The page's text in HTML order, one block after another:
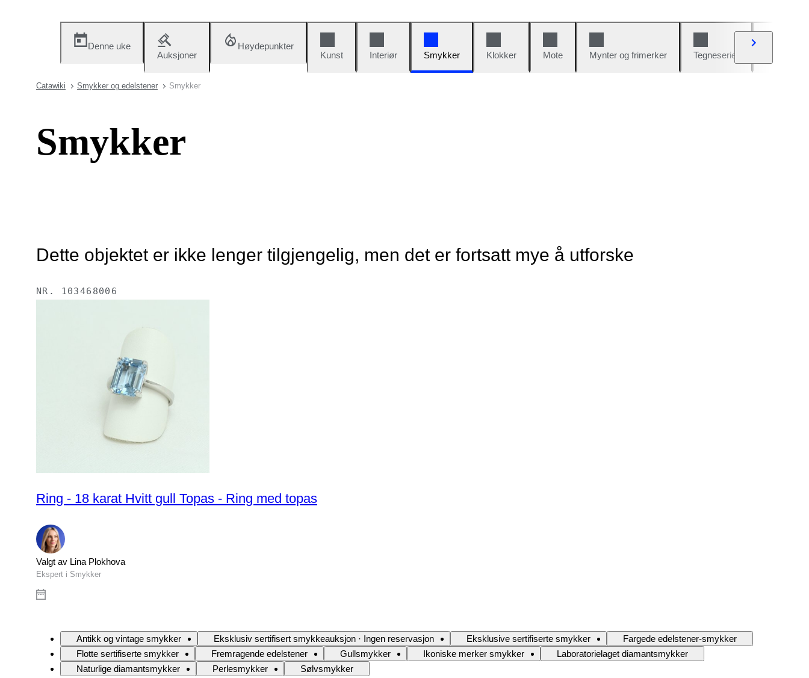
Denne uke
Auksjoner
Høydepunkter
Kunst
Interiør Smykker Klokker Mote Mynter og frimerker Tegneserier
Catawiki Smykker og edelstener Smykker
Smykker
Dette objektet er ikke lenger tilgjengelig, men det er fortsatt mye å utforske
NR. 103468006
Ring - 18 karat Hvitt gull Topas - Ring med topas
Valgt av Lina Plokhova
Ekspert i Smykker
Antikk og vintage smykker Eksklusiv sertifisert smykkeauksjon ­· Ingen reservasjon Eksklusive sertifiserte smykker
Fargede edelstener-smykker
Flotte sertifiserte smykker
Fremragende edelstener Gullsmykker Ikoniske merker smykker
Laboratorielaget diamantsmykker
Naturlige diamantsmykker
Perlesmykker Sølvsmykker